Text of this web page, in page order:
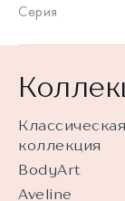
Серия
Классическая
коллекция
BodyArt
Aveline